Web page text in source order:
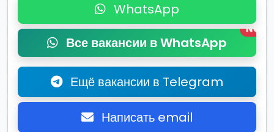
WhatsApp
Все вакансии в WhatsApp
New
Ещё вакансии в Telegram
Написать email